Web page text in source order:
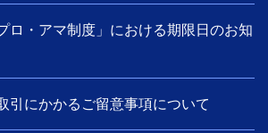
ロ・アマ制度」における期限日のお知
引にかかるご留意事項について